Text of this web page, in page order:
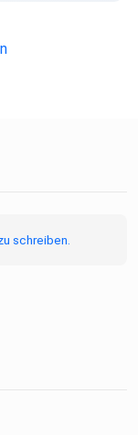
schreiben.